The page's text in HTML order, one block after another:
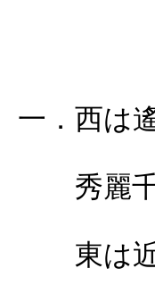
一．西は
秀麗千
東は近